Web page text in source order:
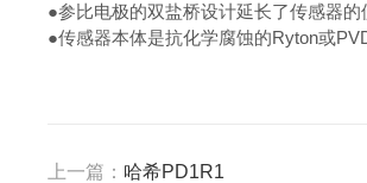
●参比电极的双盐桥设计延长了传感器
●传感器本体是抗化学腐蚀的Ryton或
上一篇： 哈希PD1R1